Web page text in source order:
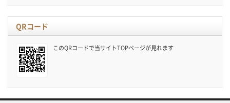
QRコード
このQRコードで当サイトTOPページが見れます